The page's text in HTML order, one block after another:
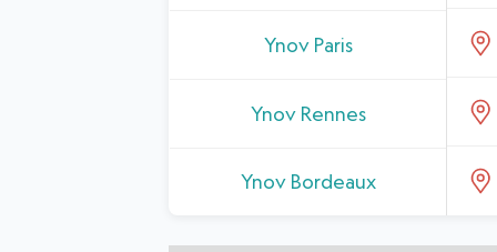
Ynov Paris
Ynov Rennes
Ynov Bordeaux